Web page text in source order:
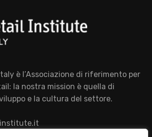
è l’Associazione di riferimento per
la nostra mission è quella di
e la cultura del settore.